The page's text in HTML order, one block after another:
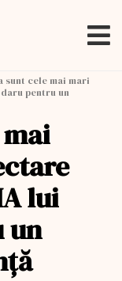
sunt cele mai mari
pentru un
lui
un